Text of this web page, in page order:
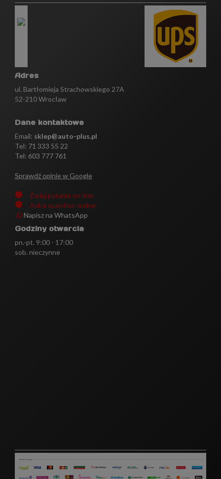
Adres
ul. Bartłomieja Strachowskiego 27A
52-210 Wrocław
Dane kontaktowe
Email: sklep@auto-plus.pl
Tel: 71 333 55 22
Tel: 603 777 761
Sprawdź opinie w Google
Zadaj pytanie on-line
Ask a question online
Napisz na WhatsApp
Godziny otwarcia
pn.-pt. 9:00 - 17:00
sob. nieczynne